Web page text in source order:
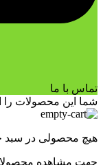
تماس با ما
شما این محصولات را
هیچ محصولی در سبد
جهت مشاهده